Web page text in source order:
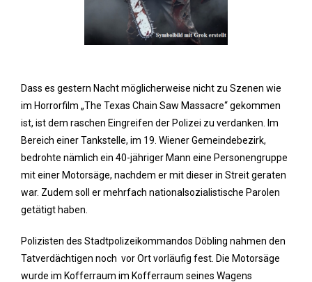
Dass es gestern Nacht möglicherweise nicht zu Szenen wie
im Horrorfilm „The Texas Chain Saw Massacre“ gekommen
ist, ist dem raschen Eingreifen der Polizei zu verdanken. Im
Bereich einer Tankstelle, im 19. Wiener Gemeindebezirk,
bedrohte nämlich ein 40-jähriger Mann eine Personengruppe
mit einer Motorsäge, nachdem er mit dieser in Streit geraten
war. Zudem soll er mehrfach nationalsozialistische Parolen
getätigt haben.
Polizisten des Stadtpolizeikommandos Döbling nahmen den
Tatverdächtigen noch vor Ort vorläufig fest. Die Motorsäge
wurde im Kofferraum im Kofferraum seines Wagens